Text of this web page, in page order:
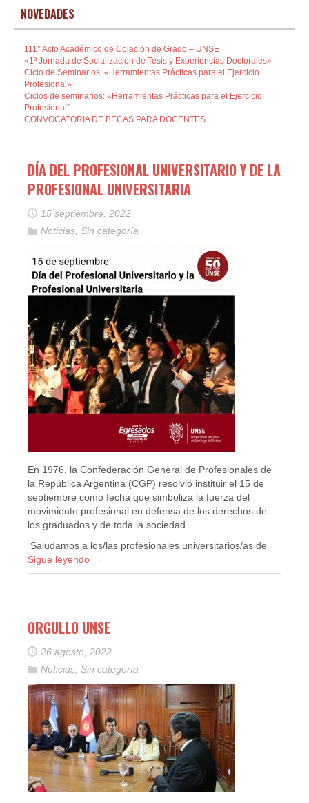
NOVEDADES
111° Acto Académico de Colación de Grado – UNSE
«1º Jornada de Socialización de Tesis y Experiencias Doctorales»
Ciclo de Seminarios: «Herramientas Prácticas para el Ejercicio
Profesional»
Ciclos de seminarios: «Herramientas Prácticas para el Ejercicio
Profesional”
CONVOCATORIA DE BECAS PARA DOCENTES
DÍA DEL PROFESIONAL UNIVERSITARIO Y DE LA
PROFESIONAL UNIVERSITARIA
15 septiembre, 2022
Noticias, Sin categoría
En 1976, la Confederación General de Profesionales de
la República Argentina (CGP) resolvió instituir el 15 de
septiembre como fecha que simboliza la fuerza del
movimiento profesional en defensa de los derechos de
los graduados y de toda la sociedad.
Saludamos a los/las profesionales universitarios/as de
Sigue leyendo →
ORGULLO UNSE
26 agosto, 2022
Noticias, Sin categoría